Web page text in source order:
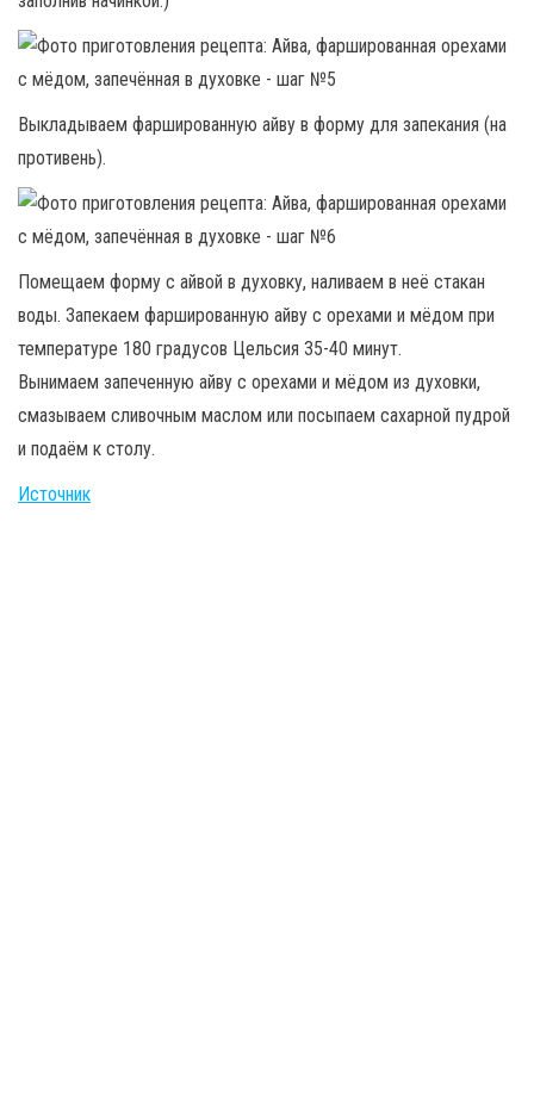
Выкладываем фаршированную айву в форму для запекания (на
противень).
Помещаем форму с айвой в духовку, наливаем в неё стакан
воды. Запекаем фаршированную айву с орехами и мёдом при
температуре 180 градусов Цельсия 35-40 минут.
Вынимаем запеченную айву с орехами и мёдом из духовки,
смазываем сливочным маслом или посыпаем сахарной пудрой
и подаём к столу.
Источник